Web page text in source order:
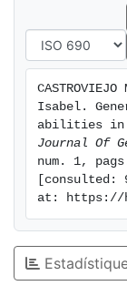
character; the
covert
over the
triggers a
Isabel.
abilities in
Journal Of
num. 1,
[consulted:
at: https://